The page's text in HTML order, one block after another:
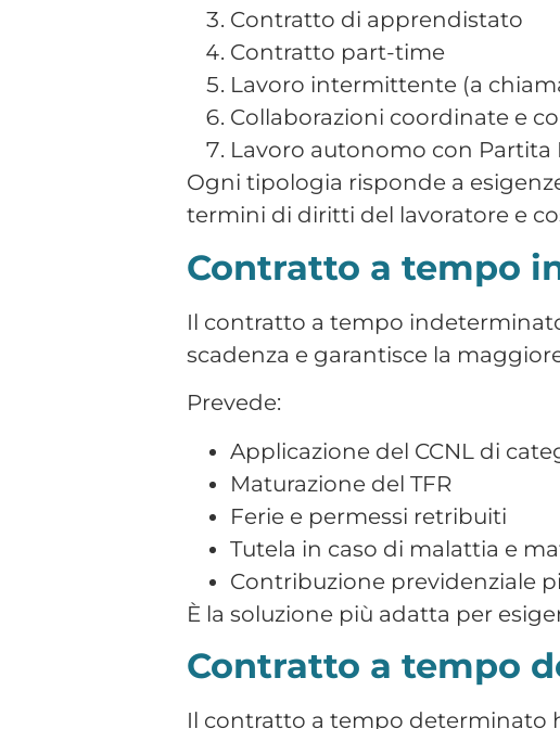
Possibili causali oltre
Contributo addizionale NASpI
Un utilizzo non conforme può
indeterminato.
Contratto di
L’apprendistato è un contratto a
indicato per giovani lavoratori.
Aliquote contributive ridotte
Retribuzione progressiva
Possibilità di stabilizzazione
Rappresenta uno strumento
Contratto part-time
Il part-time può essere
che indeterminato.
Il lavoratore part-time gode degli